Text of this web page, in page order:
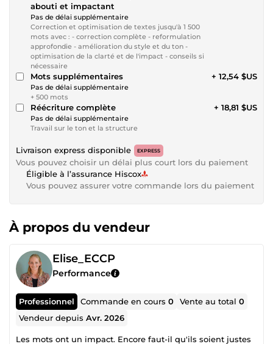
abouti et impactant
Pas de délai supplémentaire
Correction et optimisation de textes jusqu'à 1 500
mots avec : - correction complète - reformulation
approfondie - amélioration du style et du ton -
optimisation de la clarté et de l'impact - conseils si
nécessaire
Mots supplémentaires
Pas de délai supplémentaire
+ 500 mots
+ 12,54 $US
Réécriture complète
Pas de délai supplémentaire
Travail sur le ton et la structure
+ 18,81 $US
Livraison express disponible EXPRESS
Vous pouvez choisir un délai plus court lors du paiement
Éligible à l’assurance Hiscox
Vous pouvez assurer votre commande lors du paiement
À propos du vendeur
Elise_ECCP
Performance
Professionnel Commande en cours0 Vente au total0
Vendeur depuisAvr. 2026
Les mots ont un impact. Encore faut-il qu'ils soient justes